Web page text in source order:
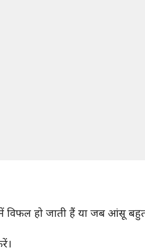
हो जाती हैं या जब आंसू